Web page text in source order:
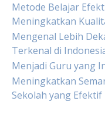
Metode Belajar
Meningkatkan
Mengenal Lebih
Terkenal di
Menjadi Guru yang
Meningkatkan
Sekolah yang Efektif